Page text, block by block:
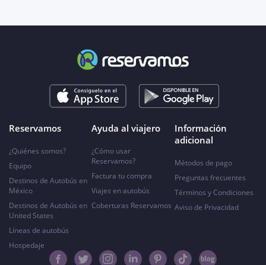
Reservamos
¿Quiénes somos?
Equipo
Destinos de Autobús en
México
Destinos de Autobús en
United States
Líneas de autobús
Hospedaje
Ayuda al viajero
¿Cómo usar
Reservamos?
Factura tu compra
Viajes en autobús
Coberturas Reservamos
Información
adicional
Métodos de pago
Preguntas frecuentes
Términos y Condiciones
Aviso de Privacidad